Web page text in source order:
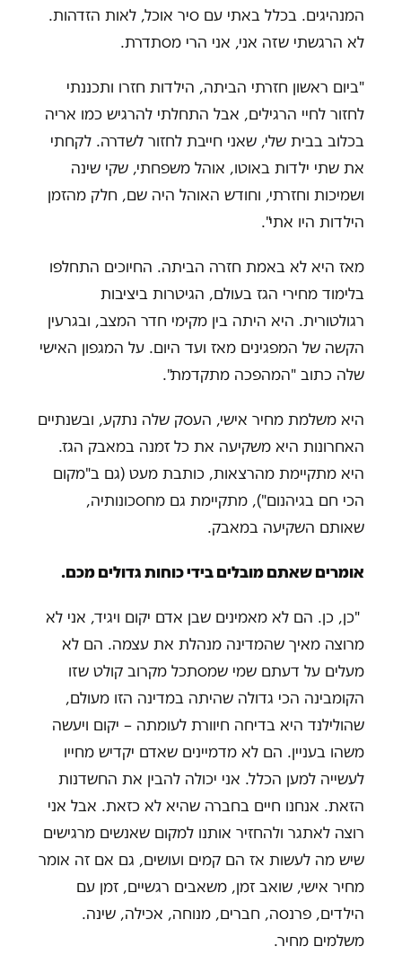
המנהיגים. בכלל באתי עם סיר אוכל, לאות הזדהות.
לא הרגשתי שזה אני, אני הרי מסתדרת.
"ביום ראשון חזרתי הביתה, הילדות חזרו ותכננתי
לחזור לחיי הרגילים, אבל התחלתי להרגיש כמו אריה
בכלוב בבית שלי, שאני חייבת לחזור לשדרה. לקחתי
את שתי ילדות באוטו, אוהל משפחתי, שקי שינה
ושמיכות וחזרתי, וחודש האוהל היה שם, חלק מהזמן
הילדות היו אתי".
מאז היא לא באמת חזרה הביתה. החיוכים התחלפו
בלימוד מחירי הגז בעולם, הגיטרות ביציבות
רגולטורית. היא היתה בין מקימי חדר המצב, ובגרעין
הקשה של המפגינים מאז ועד היום. על המגפון האישי
שלה כתוב "המהפכה מתקדמת".
היא משלמת מחיר אישי, העסק שלה נתקע, ובשנתיים
האחרונות היא משקיעה את כל זמנה במאבק הגז.
היא מתקיימת מהרצאות, כותבת מעט (גם ב"מקום
הכי חם בגיהנום"), מתקיימת גם מחסכונותיה,
שאותם השקיעה במאבק.
אומרים שאתם מובלים בידי כוחות גדולים מכם.
"כן, כן. הם לא מאמינים שבן אדם יקום ויגיד, אני לא
מרוצה מאיך שהמדינה מנהלת את עצמה. הם לא
מעלים על דעתם שמי שמסתכל מקרוב קולט שזו
הקומבינה הכי גדולה שהיתה במדינה הזו מעולם,
שהולילנד היא בדיחה חיוורת לעומתה – יקום ויעשה
משהו בעניין. הם לא מדמיינים שאדם יקדיש מחייו
לעשייה למען הכלל. אני יכולה להבין את החשדנות
הזאת. אנחנו חיים בחברה שהיא לא כזאת. אבל אני
רוצה לאתגר ולהחזיר אותנו למקום שאנשים מרגישים
שיש מה לעשות אז הם קמים ועושים, גם אם זה אומר
מחיר אישי, שואב זמן, משאבים רגשיים, זמן עם
הילדים, פרנסה, חברים, מנוחה, אכילה, שינה.
משלמים מחיר.